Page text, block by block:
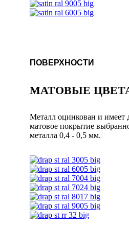
ПОВЕРХНОСТИ
МАТОВЫЕ
Металл оцинкован и имеет
матовое покрытие
металла 0,4 - 0,5 мм.